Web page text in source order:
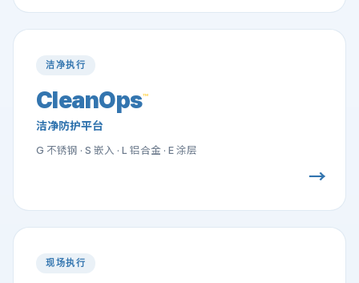
洁净执行
CleanOps™
洁净防护平台
G 不锈钢 · S 嵌入 · L 铝合金 · E 涂层
→
现场执行